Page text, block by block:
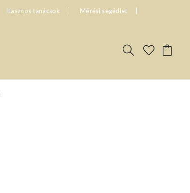
Hasznos tanácsok Mérési segédlet